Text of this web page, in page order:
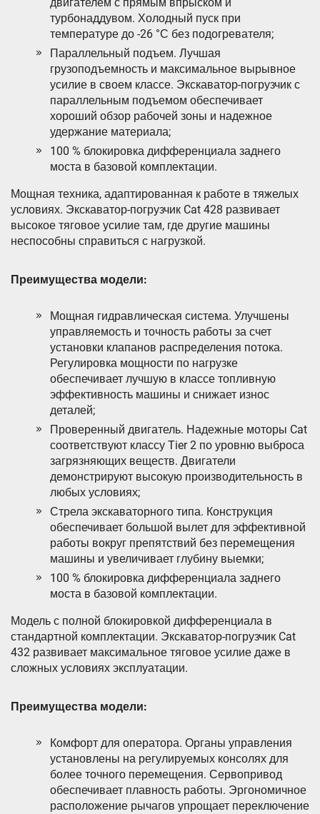
турбонаддувом. Холодный пуск при
температуре до -26 °С без подогревателя;
Параллельный подъем. Лучшая
грузоподъемность и максимальное вырывное
усилие в своем классе. Экскаватор-погрузчик с
параллельным подъемом обеспечивает
хороший обзор рабочей зоны и надежное
удержание материала;
100 % блокировка дифференциала заднего
моста в базовой комплектации.
Мощная техника, адаптированная к работе в тяжелых
условиях. Экскаватор-погрузчик Cat 428 развивает
высокое тяговое усилие там, где другие машины
неспособны справиться с нагрузкой.
Преимущества модели:
Мощная гидравлическая система. Улучшены
управляемость и точность работы за счет
установки клапанов распределения потока.
Регулировка мощности по нагрузке
обеспечивает лучшую в классе топливную
эффективность машины и снижает износ
деталей;
Проверенный двигатель. Надежные моторы Cat
соответствуют классу Tier 2 по уровню выброса
загрязняющих веществ. Двигатели
демонстрируют высокую производительность в
любых условиях;
Стрела экскаваторного типа. Конструкция
обеспечивает большой вылет для эффективной
работы вокруг препятствий без перемещения
машины и увеличивает глубину выемки;
100 % блокировка дифференциала заднего
моста в базовой комплектации.
Модель с полной блокировкой дифференциала в
стандартной комплектации. Экскаватор-погрузчик Cat
432 развивает максимальное тяговое усилие даже в
сложных условиях эксплуатации.
Преимущества модели:
Комфорт для оператора. Органы управления
установлены на регулируемых консолях для
более точного перемещения. Сервопривод
обеспечивает плавность работы. Эргономичное
расположение рычагов упрощает переключение